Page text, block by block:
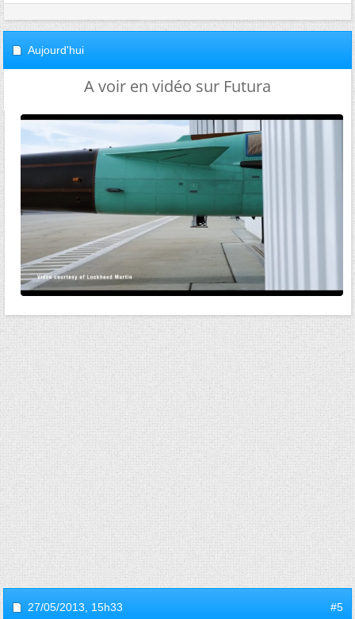
Aujourd'hui
A voir en vidéo sur Futura
27/05/2013, 15h33 #5